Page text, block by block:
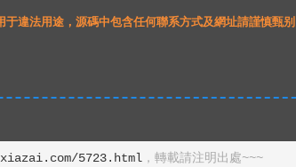
違法用途，源碼中包含任何聯系方式及網址請謹慎甄别
5723.html